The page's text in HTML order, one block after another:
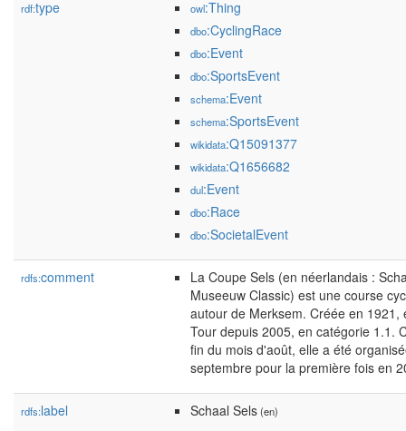
rdf:type owl:Thing
dbo:CyclingRace
dbo:Event
dbo:SportsEvent
schema:Event
schema:SportsEvent
wikidata:Q15091377
wikidata:Q1656682
dul:Event
dbo:Race
dbo:SocietalEvent
rdfs:comment
La Coupe Sels (en néerlandais :
Museeuw Classic) est une course
autour de Merksem. Créée en 1921,
Tour depuis 2005, en catégorie 1.1.
fin du mois d'août, elle a été
septembre pour la première fois en
rdfs:label Schaal Sels(en)